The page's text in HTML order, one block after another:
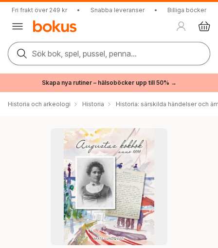
Fri frakt över 249 kr • Snabba leveranser • Billiga böcker
Sök bok, spel, pussel, penna...
Skapa nya rutiner – hälsoböcker upp till 50% →
Historia och arkeologi Historia Historia: särskilda händelser och